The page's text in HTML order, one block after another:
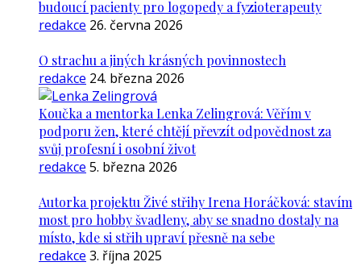
budoucí pacienty pro logopedy a fyzioterapeuty
redakce 26. června 2026
O strachu a jiných krásných povinnostech
redakce 24. března 2026
Koučka a mentorka Lenka Zelingrová: Věřím v
podporu žen, které chtějí převzít odpovědnost za
svůj profesní i osobní život
redakce 5. března 2026
Autorka projektu Živé střihy Irena Horáčková: stavím
most pro hobby švadleny, aby se snadno dostaly na
místo, kde si střih upraví přesně na sebe
redakce 3. října 2025